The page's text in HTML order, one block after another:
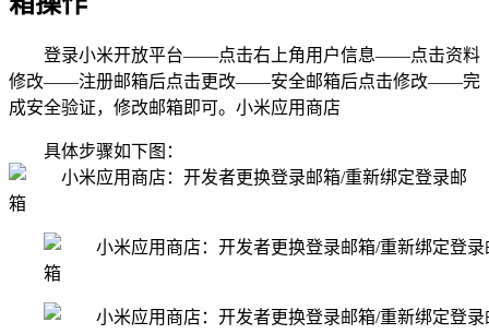
登录小米开放平台——点击右上角用户信息——点击资料
修改——注册邮箱后点击更改——安全邮箱后点击修改——完
成安全验证，修改邮箱即可。小米应用商店
具体步骤如下图：